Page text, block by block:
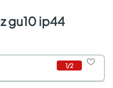
gu10 ip44
1/2